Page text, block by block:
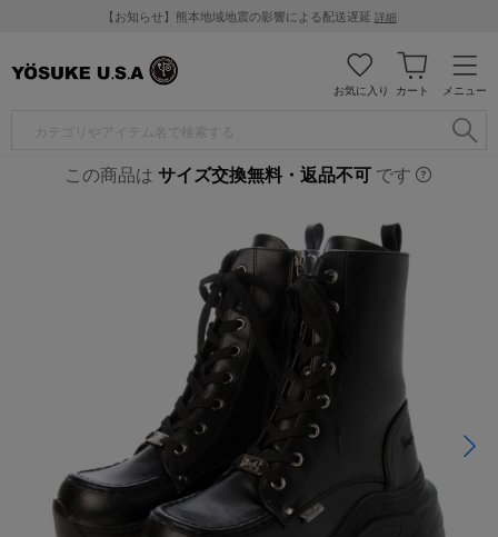
【お知らせ】熊本地域地震の影響による配送遅延 詳細
メニュー
カート
お気に入り
この商品は サイズ交換無料・返品不可 です